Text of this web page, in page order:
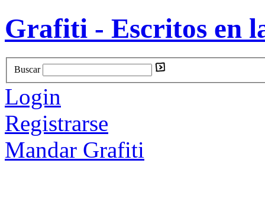
Grafiti - Escritos en
Buscar
Login
Registrarse
Mandar Grafiti